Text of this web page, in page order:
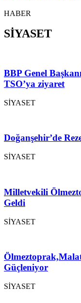
HABER
SİYASET
BBP Genel
TSO’ya ziyaret
SİYASET
Doğanşehir’de
SİYASET
Milletvekili
Geldi
SİYASET
Güçleniyor
SİYASET